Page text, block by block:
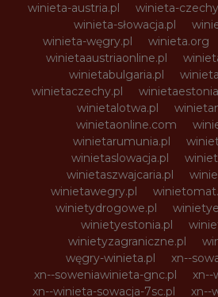
winieta-austria.pl
winieta-
winieta-słowacja.pl
winieta-węgry.pl
winieta.org
winietaaustriaonline.pl
winietabulgaria.pl
winietaczechy.pl
winietalotwa.pl
winietaonline.com
winietarumunia.pl
winietaslowacja.pl
winietaszwajcaria.pl
winietawegry.pl
winietydrogowe.pl
winietyestonia.pl
winietyzagraniczne.pl
węgry-winieta.pl
xn--
xn--soweniawinieta-gnc.pl
xn--
xn--winieta-sowacja-7sc.pl
xn--